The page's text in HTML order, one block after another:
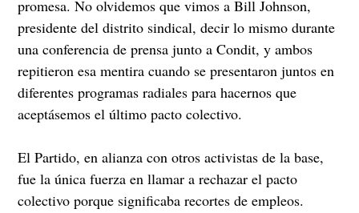
promesa. No olvidemos que vimos a Bill Johnson,
presidente del distrito sindical, decir lo mismo durante
una conferencia de prensa junto a Condit, y ambos
repitieron esa mentira cuando se presentaron juntos en
diferentes programas radiales para hacernos que
aceptásemos el último pacto colectivo.
El Partido, en alianza con otros activistas de la base,
fue la única fuerza en llamar a rechazar el pacto
colectivo porque significaba recortes de empleos.